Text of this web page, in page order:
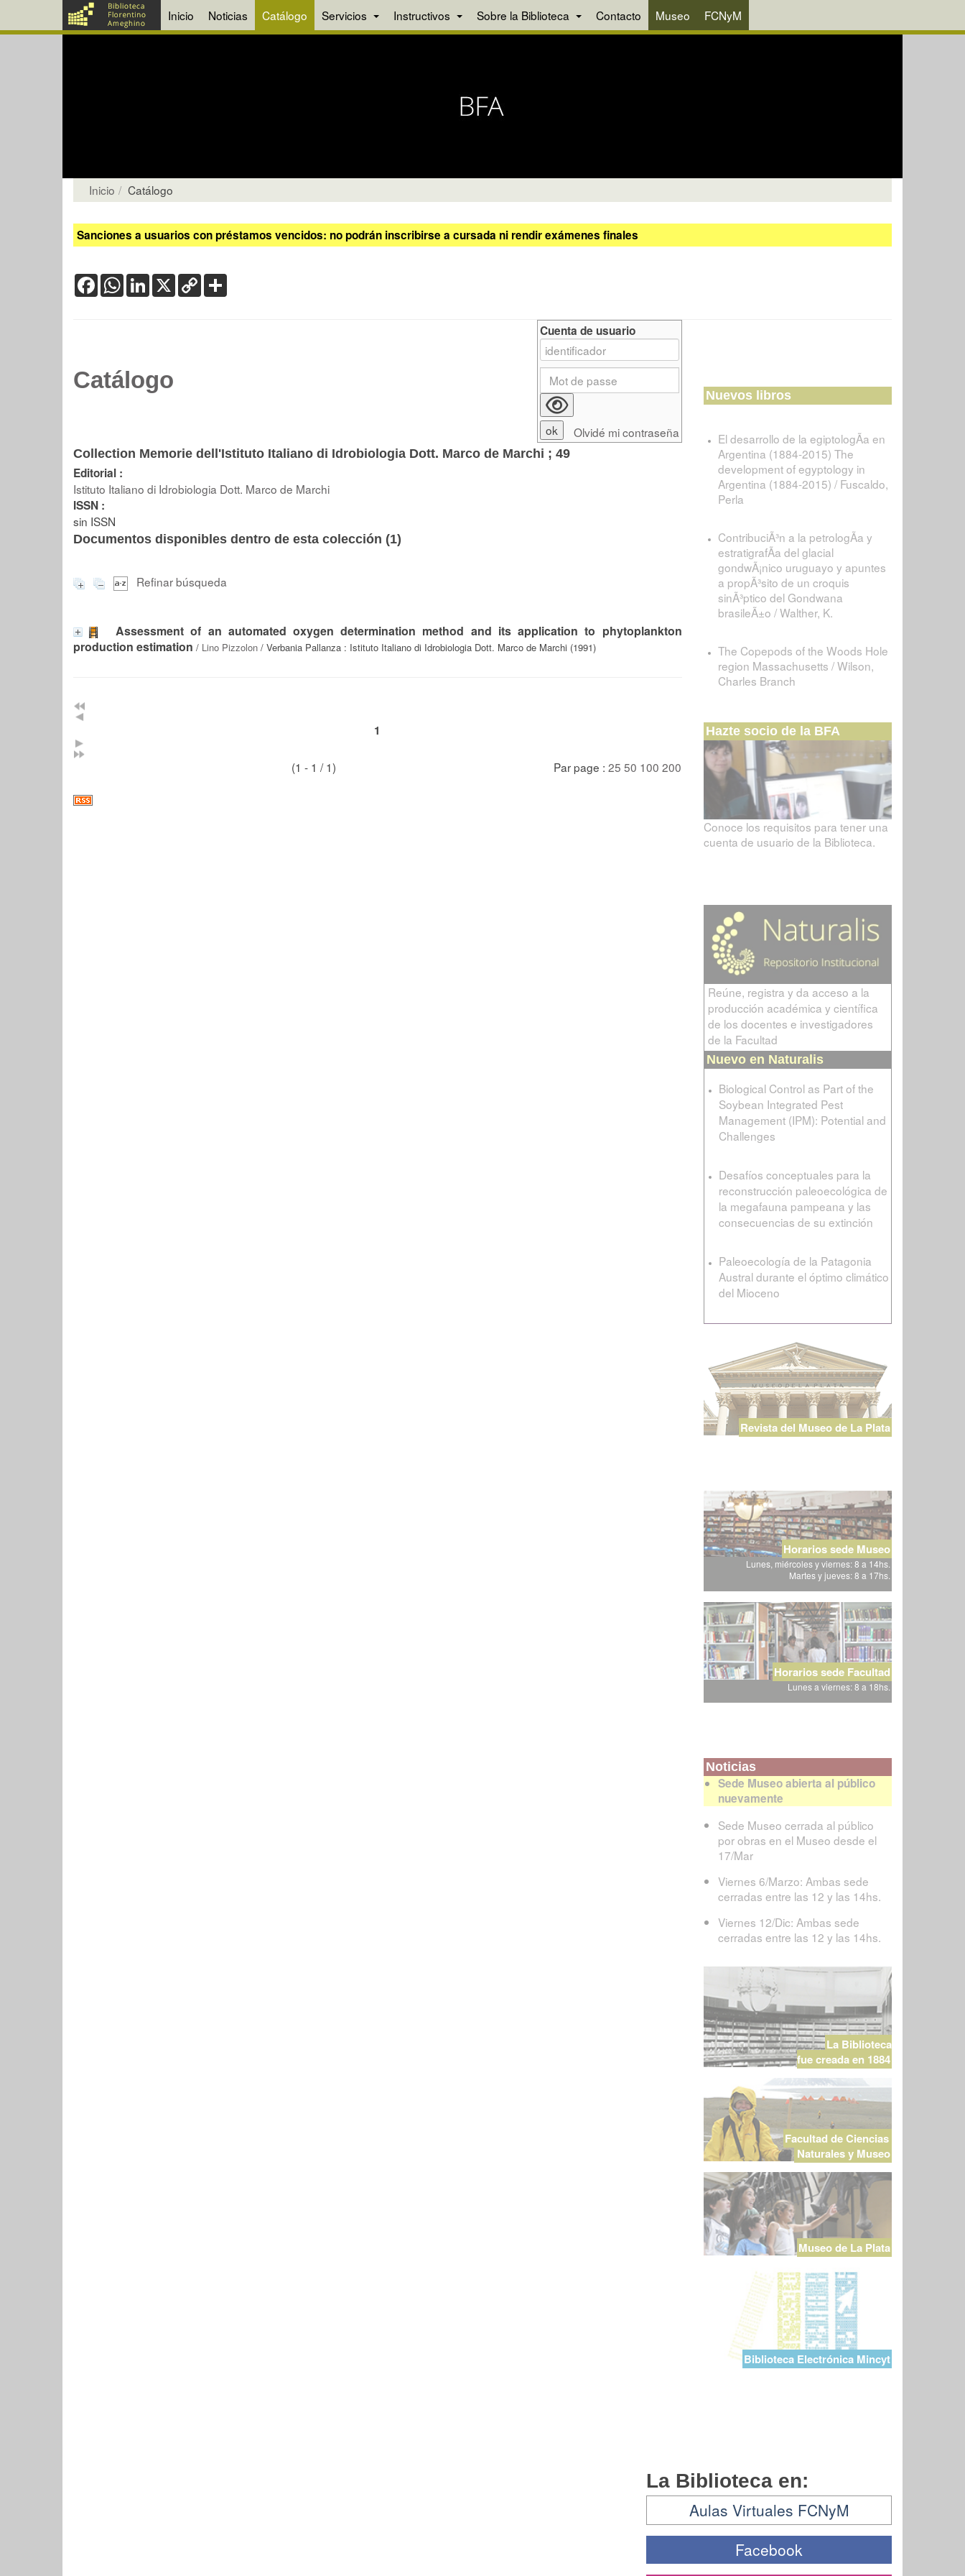
Inicio Noticias Catálogo Servicios Instructivos Sobre la Biblioteca Contacto Museo FCNyM
Inicio Catálogo
Sanciones a usuarios con préstamos vencidos: no podrán inscribirse a cursada ni rendir exámenes finales
FacebookWhatsApp
LinkedIn
X Copy
Link
Catálogo
Collection Memorie dell'Istituto Italiano di Idrobiologia Dott. Marco de Marchi ; 49
Editorial :
Istituto Italiano di Idrobiologia Dott. Marco de Marchi
ISSN :
sin ISSN
Documentos disponibles dentro de esta colección (1)
Refinar búsqueda
Assessment of an automated oxygen determination method and its application to phytoplankton
production estimation / Lino Pizzolon / Verbania Pallanza : Istituto Italiano di Idrobiologia Dott. Marco de Marchi (1991)
1
(1 - 1 / 1) Par page : 25 50 100 200
Cuenta de usuario
Olvidé mi contraseña
Nuevos libros
El desarrollo de la egiptologÃ­a en
Argentina (1884-2015) The
development of egyptology in
Argentina (1884-2015) / Fuscaldo,
Perla
ContribuciÃ³n a la petrologÃ­a y
estratigrafÃ­a del glacial
gondwÃ¡nico uruguayo y apuntes
a propÃ³sito de un croquis
sinÃ³ptico del Gondwana
brasileÃ±o / Walther, K.
The Copepods of the Woods Hole
region Massachusetts / Wilson,
Charles Branch
Hazte socio de la BFA
Conoce los requisitos para tener una
cuenta de usuario de la Biblioteca.
Reúne, registra y da acceso a la
producción académica y científica
de los docentes e investigadores
de la Facultad
Nuevo en Naturalis
Biological Control as Part of the
Soybean Integrated Pest
Management (IPM): Potential and
Challenges
Desafíos conceptuales para la
reconstrucción paleoecológica de
la megafauna pampeana y las
consecuencias de su extinción
Paleoecología de la Patagonia
Austral durante el óptimo climático
del Mioceno
Revista del Museo de La Plata
Horarios sede Museo
Lunes, miércoles y viernes: 8 a 14hs.
Martes y jueves: 8 a 17hs.
Horarios sede Facultad
Lunes a viernes: 8 a 18hs.
Noticias
Sede Museo abierta al público
nuevamente
Sede Museo cerrada al público
por obras en el Museo desde el
17/Mar
Viernes 6/Marzo: Ambas sede
cerradas entre las 12 y las 14hs.
Viernes 12/Dic: Ambas sede
cerradas entre las 12 y las 14hs.
La Biblioteca
fue creada en 1884
Facultad de Ciencias
Naturales y Museo
Museo de La Plata
Biblioteca Electrónica Mincyt
La Biblioteca en:
Aulas Virtuales FCNyM
Facebook